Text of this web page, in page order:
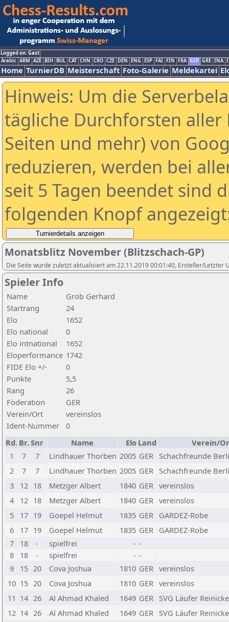
Logged on: Gast
Arabic ARM AZE BIH BUL CAT CHN CRO CZE DEN ENG ESP FAI FIN FRA GER GRE INA
Home TurnierDB Meisterschaft Foto-Galerie Meldekartei
Hinweis: Um die
tägliche Durchforsten aller
Seiten und mehr) von
reduzieren, werden bei
seit 5 Tagen beendet sind
folgenden Knopf
Monatsblitz November (Blitzschach-GP)
Die Seite wurde zuletzt aktualisiert am 22.11.2019 00:01:40, Ersteller/Letzter
Spieler Info
Name
Grob Gerhard
Startrang
24
Elo
1652
Elo national
0
Elo intnational
1652
Eloperformance 1742
FIDE Elo +/-
0
Punkte
5,5
Rang
26
Föderation
GER
Verein/Ort
vereinslos
Ident-Nummer
0
Rd. Br.Snr Name Elo Land
Verein/
1
7 7 Lindhauer Thorben 2005 GER Schachfreunde
2
7 7 Lindhauer Thorben 2005 GER Schachfreunde
3
12 18 Metzger Albert 1840 GER vereinslos
4
12 18 Metzger Albert 1840 GER vereinslos
5
17 19 Goepel Helmut 1835 GER GARDEZ-Robe
6
17 19 Goepel Helmut 1835 GER GARDEZ-Robe
7
18 - spielfrei - -
8
18 - spielfrei - -
9
15 20 Cova Joshua 1810 GER vereinslos
10 15 20 Cova Joshua 1810 GER vereinslos
11 14 26 Al Ahmad Khaled 1649 GER SVG Läufer
12 14 26 Al Ahmad Khaled 1649 GER SVG Läufer